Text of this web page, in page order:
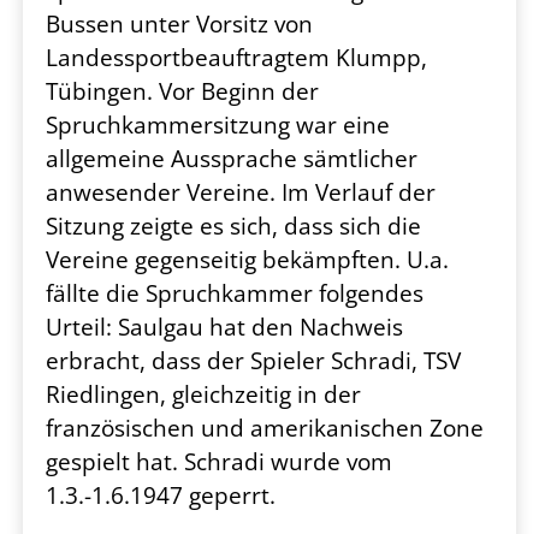
Bussen unter Vorsitz von
Landessportbeauftragtem Klumpp,
Tübingen. Vor Beginn der
Spruchkammersitzung war eine
allgemeine Aussprache sämtlicher
anwesender Vereine. Im Verlauf der
Sitzung zeigte es sich, dass sich die
Vereine gegenseitig bekämpften. U.a.
fällte die Spruchkammer folgendes
Urteil: Saulgau hat den Nachweis
erbracht, dass der Spieler Schradi, TSV
Riedlingen, gleichzeitig in der
französischen und amerikanischen Zone
gespielt hat. Schradi wurde vom
1.3.-1.6.1947 geperrt.